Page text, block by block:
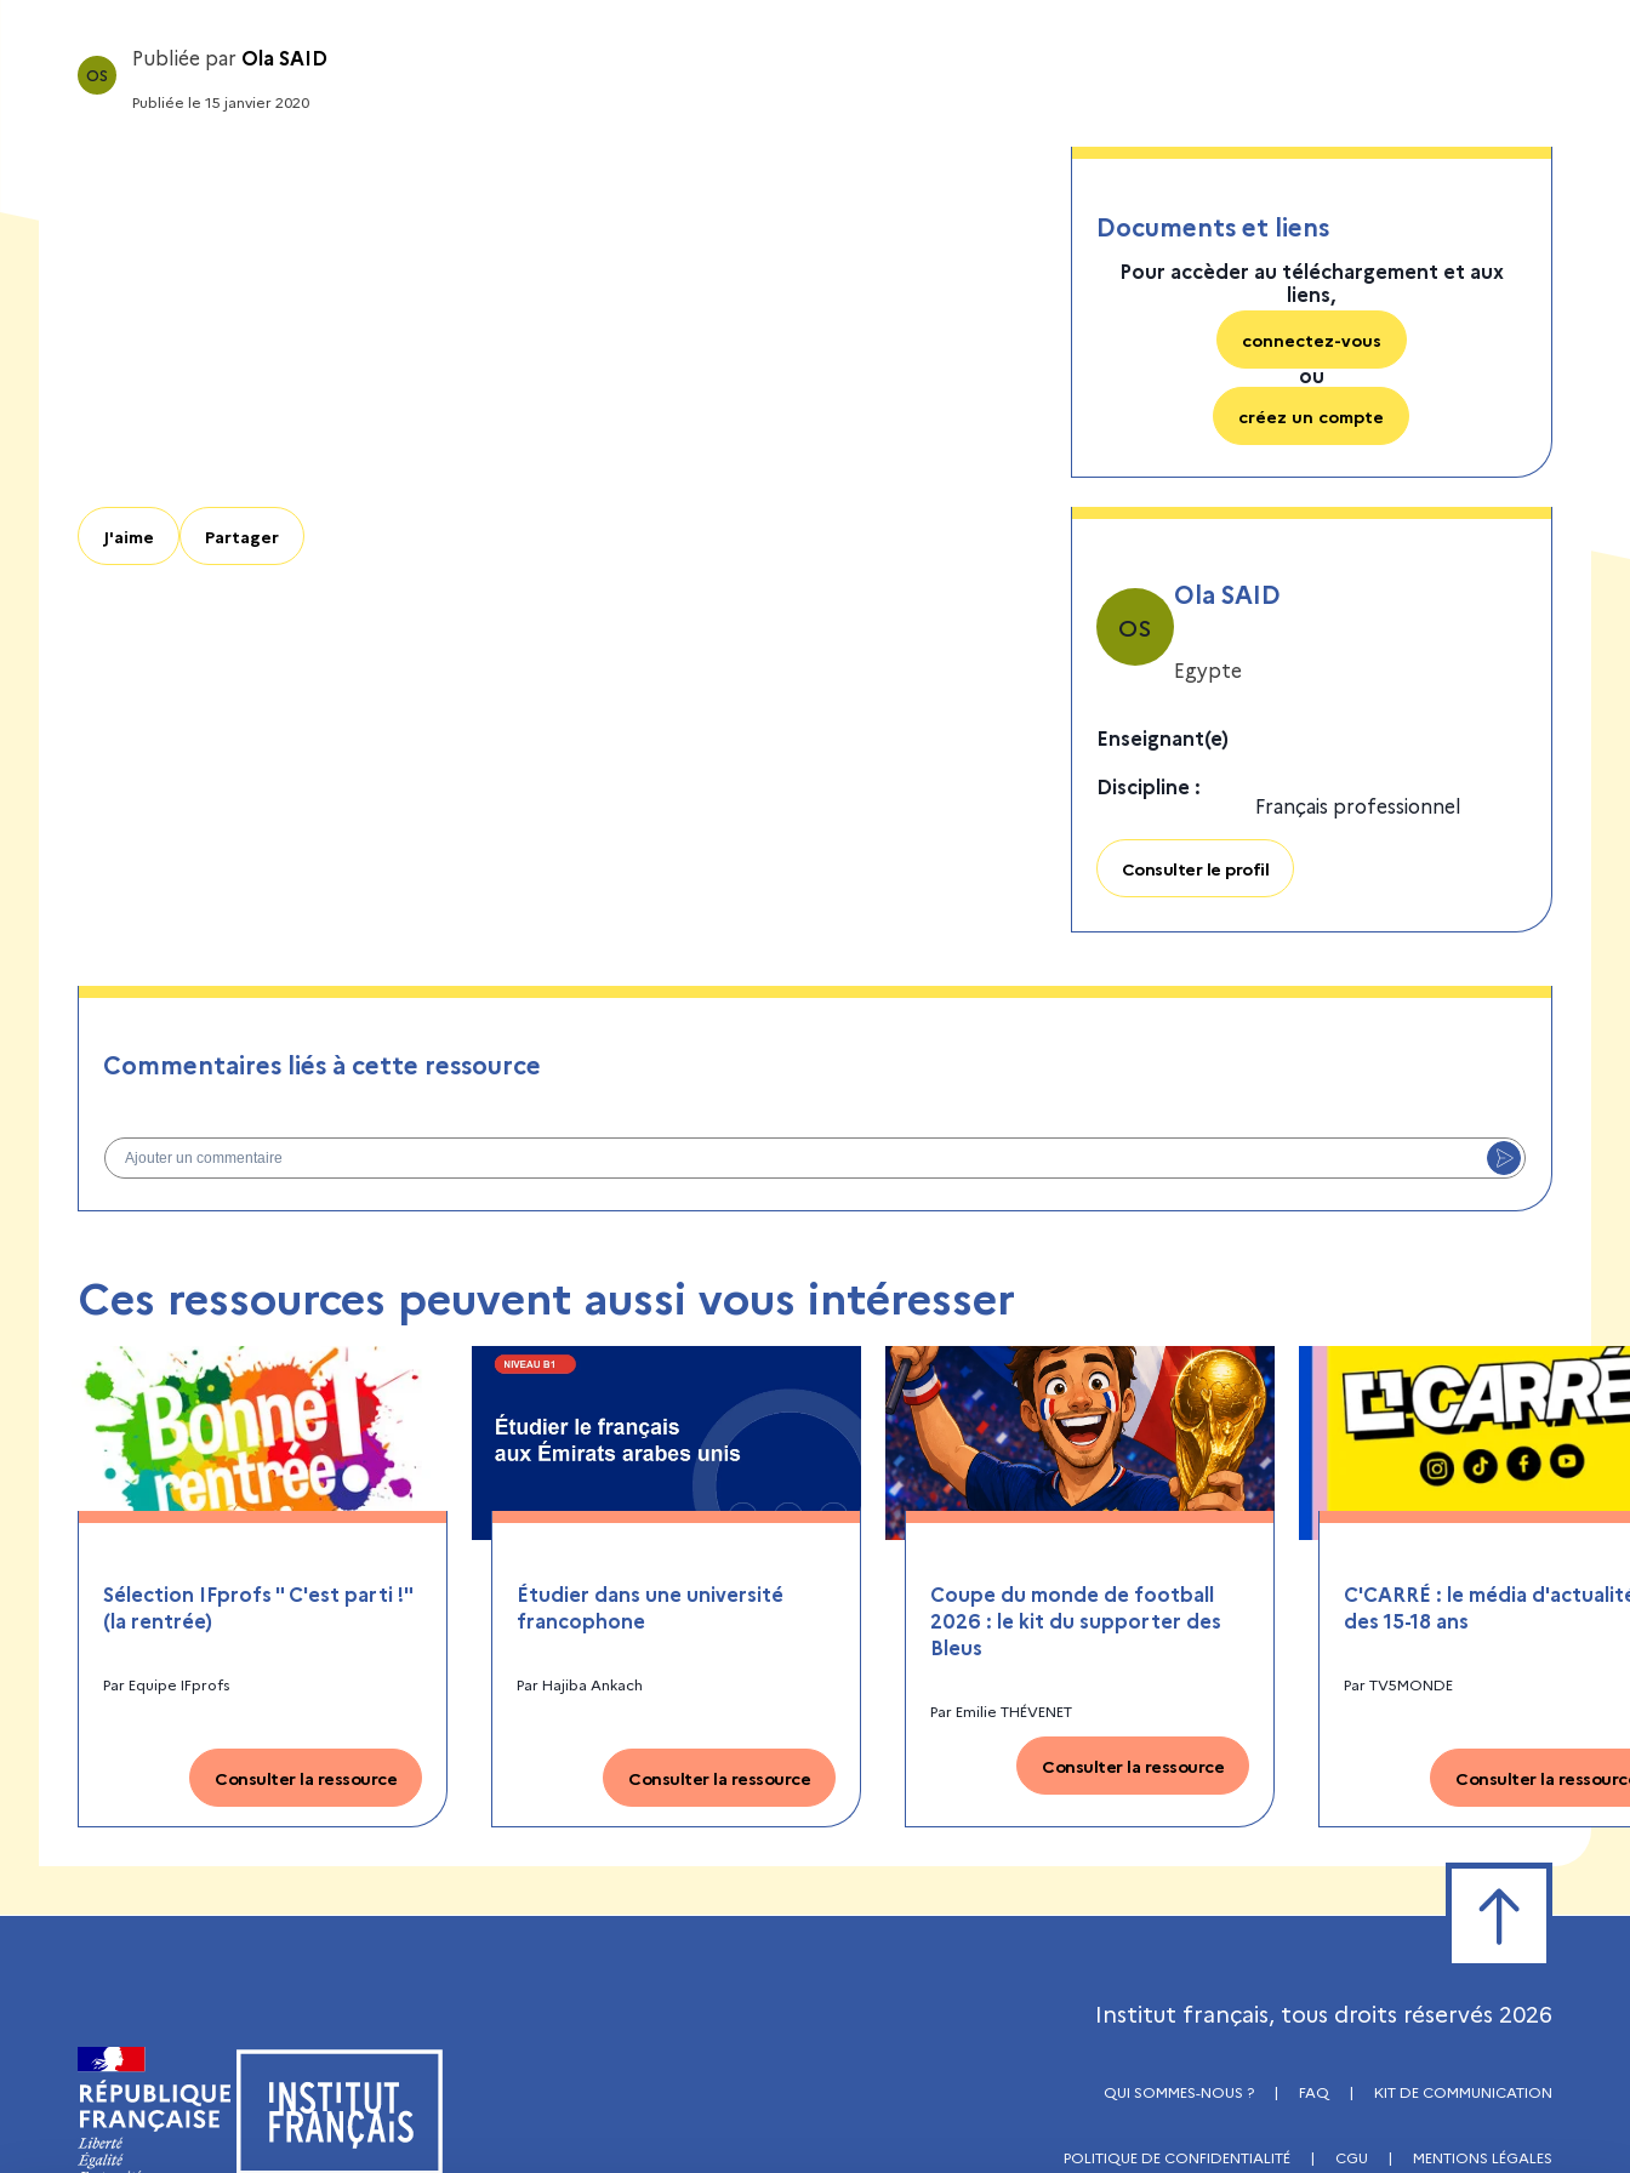
OS
Publiée par Ola SAID
Publiée le 15 janvier 2020
Documents et liens
Pour accèder au téléchargement et aux
liens,
connectez-vous
ou
créez un compte
J'aime Partager
OS
Ola SAID
Egypte
Enseignant(e)
Discipline :
Français professionnel
Consulter le profil
Commentaires liés à cette ressource
Ajouter un commentaire
Ces ressources peuvent aussi vous intéresser
Sélection IFprofs " C'est parti !"
(la rentrée)
ParEquipe IFprofs
Consulter la ressource
Étudier dans une université
francophone
ParHajiba Ankach
Consulter la ressource
Coupe du monde de football
2026 : le kit du supporter des
Bleus
ParEmilie THÉVENET
Consulter la ressource
C'CARRÉ : le média
des 15-18 ans
ParTV5MONDE
Consulter la
Visiter le site de l’Institut français
Institut français, tous droits réservés 2026
QUI SOMMES-NOUS ? | FAQ | KIT DE COMMUNICATION
POLITIQUE DE CONFIDENTIALITÉ | CGU | MENTIONS LÉGALES